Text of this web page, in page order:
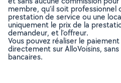
membre, qu’il soit professionnel
prestation de service ou une
uniquement le prix de la
demandeur, et l’offreur.
Vous pouvez réaliser le
directement sur AlloVoisins,
bancaires.